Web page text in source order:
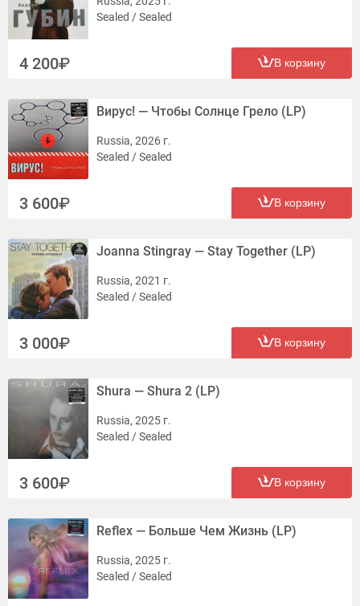
Sealed / Sealed
4 200 В корзину
Вирус! — Чтобы Солнце Грело (LP)
Russia, 2026 г.
Sealed / Sealed
3 600 В корзину
Joanna Stingray — Stay Together (LP)
Russia, 2021 г.
Sealed / Sealed
3 000 В корзину
Shura — Shura 2 (LP)
Russia, 2025 г.
Sealed / Sealed
3 600 В корзину
Reflex — Больше Чем Жизнь (LP)
Russia, 2025 г.
Sealed / Sealed